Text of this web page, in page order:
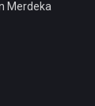
Merdeka